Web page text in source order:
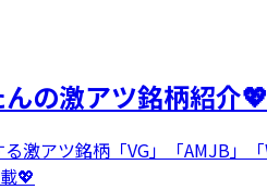
の激アツ銘柄紹介💖
激アツ銘柄「VG」「AMJB
💖